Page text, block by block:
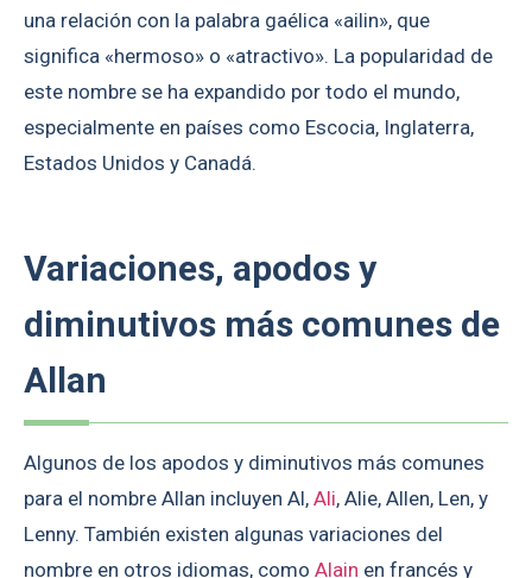
una relación con la palabra gaélica «ailin», que
significa «hermoso» o «atractivo». La popularidad de
este nombre se ha expandido por todo el mundo,
especialmente en países como Escocia, Inglaterra,
Estados Unidos y Canadá.
Variaciones, apodos y
diminutivos más comunes de
Allan
Algunos de los apodos y diminutivos más comunes
para el nombre Allan incluyen Al, Ali, Alie, Allen, Len, y
Lenny. También existen algunas variaciones del
nombre en otros idiomas, como Alain en francés y